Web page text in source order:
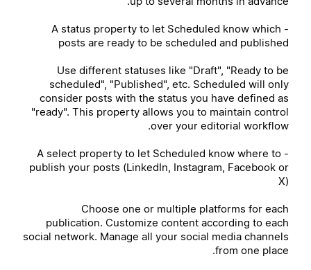
- A status property to let Scheduled know which
posts are ready to be scheduled and published
Use different statuses like "Draft", "Ready to be
scheduled", "Published", etc. Scheduled will only
consider posts with the status you have defined as
"ready". This property allows you to maintain control
over your editorial workflow.
- A select property to let Scheduled know where to
publish your posts (LinkedIn, Instagram, Facebook or
X)
Choose one or multiple platforms for each
publication. Customize content according to each
social network. Manage all your social media channels
from one place.